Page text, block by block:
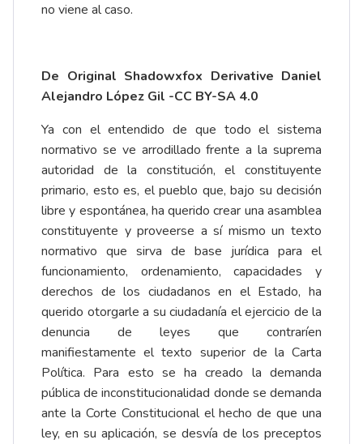
no viene al caso.
De Original Shadowxfox Derivative Daniel
Alejandro López Gil -CC BY-SA 4.0
Ya con el entendido de que todo el sistema
normativo se ve arrodillado frente a la suprema
autoridad de la constitución, el constituyente
primario, esto es, el pueblo que, bajo su decisión
libre y espontánea, ha querido crear una asamblea
constituyente y proveerse a sí mismo un texto
normativo que sirva de base jurídica para el
funcionamiento, ordenamiento, capacidades y
derechos de los ciudadanos en el Estado, ha
querido otorgarle a su ciudadanía el ejercicio de la
denuncia de leyes que contraríen
manifiestamente el texto superior de la Carta
Política. Para esto se ha creado la demanda
pública de inconstitucionalidad donde se demanda
ante la Corte Constitucional el hecho de que una
ley, en su aplicación, se desvía de los preceptos